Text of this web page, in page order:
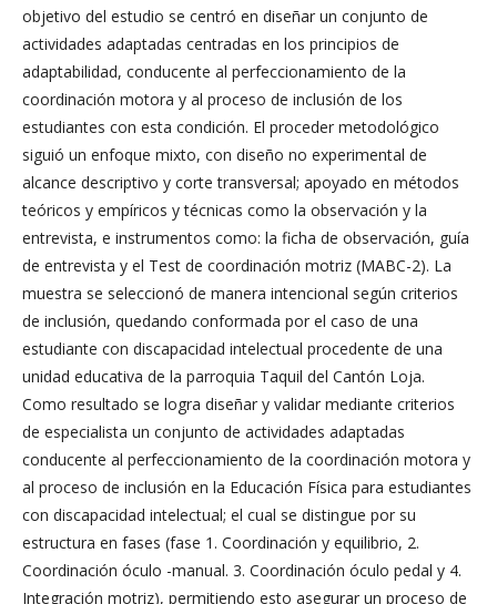
objetivo del estudio se centró en diseñar un conjunto de
actividades adaptadas centradas en los principios de
adaptabilidad, conducente al perfeccionamiento de la
coordinación motora y al proceso de inclusión de los
estudiantes con esta condición. El proceder metodológico
siguió un enfoque mixto, con diseño no experimental de
alcance descriptivo y corte transversal; apoyado en métodos
teóricos y empíricos y técnicas como la observación y la
entrevista, e instrumentos como: la ficha de observación, guía
de entrevista y el Test de coordinación motriz (MABC-2). La
muestra se seleccionó de manera intencional según criterios
de inclusión, quedando conformada por el caso de una
estudiante con discapacidad intelectual procedente de una
unidad educativa de la parroquia Taquil del Cantón Loja.
Como resultado se logra diseñar y validar mediante criterios
de especialista un conjunto de actividades adaptadas
conducente al perfeccionamiento de la coordinación motora y
al proceso de inclusión en la Educación Física para estudiantes
con discapacidad intelectual; el cual se distingue por su
estructura en fases (fase 1. Coordinación y equilibrio, 2.
Coordinación óculo -manual. 3. Coordinación óculo pedal y 4.
Integración motriz), permitiendo esto asegurar un proceso de